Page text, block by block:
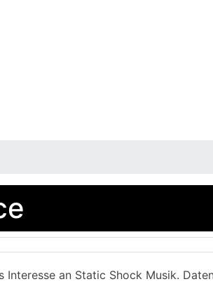
Interesse an Static Shock Musik.